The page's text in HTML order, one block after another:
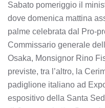
Sabato pomeriggio il
dove domenica mattina
palme celebrata dal Pro-
Commissario generale
Osaka, Monsignor Rino
previste, tra l’altro, la
padiglione italiano ad
espositivo della Santa